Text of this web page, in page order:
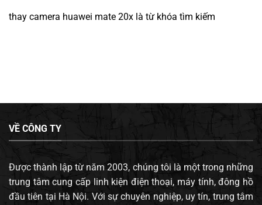
thay camera huawei mate 20x là từ khóa tìm kiếm
VỀ CÔNG TY
Được thành lập từ năm 2003, chúng tôi là một trong những
trung tâm cung cấp linh kiện điện thoại, máy tính, đông hồ
đầu tiên tại Hà Nội. Với sự chuyên nghiệp, uy tín, trung tâm